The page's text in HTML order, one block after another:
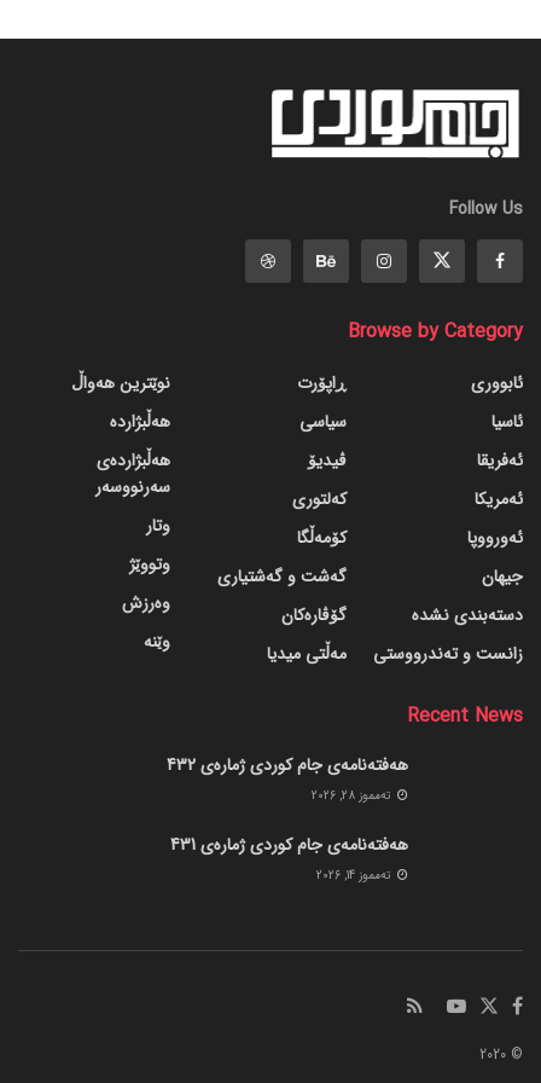
Follow Us
Browse by Category
ئابووری
ئاسیا
ئەفریقا
ئەمریکا
ئەورووپا
جیهان
دسته‌بندی نشده
زانست و تەندرووستی
ڕاپۆرت
سیاسی
ڤیدیۆ
کەلتوری
کۆمەڵگا
گه‌شت و گه‌شتیاری
گۆڤاره‌کان
مەڵتی میدیا
نوێترین هەواڵ
هەڵبژاردە
هەڵبژاردەی
سەرنووسەر
وتار
وتووێژ
وەرزش
وێنە
Recent News
هەفتەنامەی جام کوردی ژمارەی 432
ته‌مموز 28, 2026
هەفتەنامەی جام کوردی ژمارەی 431
ته‌مموز 14, 2026
© 2020